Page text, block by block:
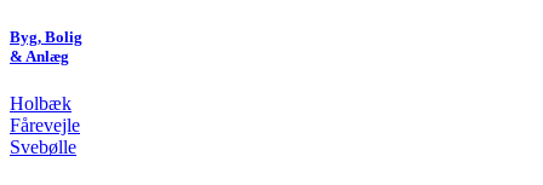
Byg, Bolig
& Anlæg
Holbæk
Fårevejle
Svebølle